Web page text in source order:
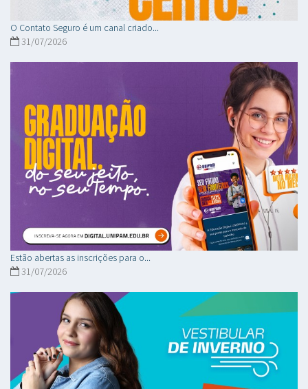
O Contato Seguro é um canal criado...
31/07/2026
Estão abertas as inscrições para o...
31/07/2026